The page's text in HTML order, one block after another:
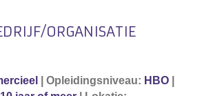
ORGANISATIE
| Opleidingsniveau: HBO